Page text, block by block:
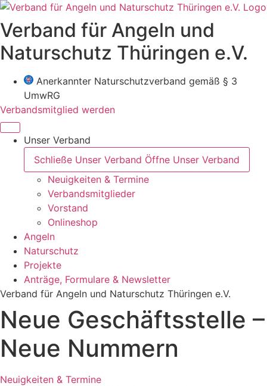
Zum
Inhalt
wechseln
Verband für Angeln und
Naturschutz Thüringen e.V.
Anerkannter Naturschutzverband gemäß § 3
UmwRG
Verbandsmitglied werden
Unser Verband
Schließe Unser Verband Öffne Unser Verband
Neuigkeiten & Termine
Verbandsmitglieder
Vorstand
Onlineshop
Angeln
Naturschutz
Projekte
Anträge, Formulare & Newsletter
Verband für Angeln und Naturschutz Thüringen e.V.
Neue Geschäftsstelle –
Neue Nummern
Neuigkeiten & Termine